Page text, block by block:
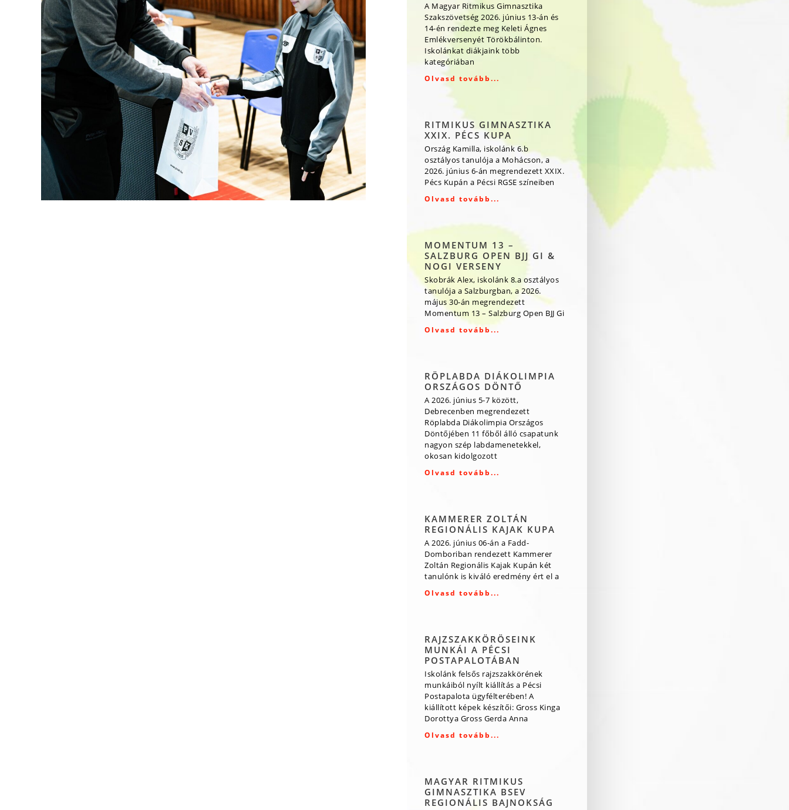
A Magyar Ritmikus Gimnasztika
Szakszövetség 2026. június 13-án és
14-én rendezte meg Keleti Ágnes
Emlékversenyét Törökbálinton.
Iskolánkat diákjaink több
kategóriában
Olvasd tovább...
RITMIKUS GIMNASZTIKA
XXIX. PÉCS KUPA
Ország Kamilla, iskolánk 6.b
osztályos tanulója a Mohácson, a
2026. június 6-án megrendezett XXIX.
Pécs Kupán a Pécsi RGSE színeiben
Olvasd tovább...
MOMENTUM 13 –
SALZBURG OPEN BJJ GI &
NOGI VERSENY
Skobrák Alex, iskolánk 8.a osztályos
tanulója a Salzburgban, a 2026.
május 30-án megrendezett
Momentum 13 – Salzburg Open BJJ Gi
Olvasd tovább...
RÖPLABDA DIÁKOLIMPIA
ORSZÁGOS DÖNTŐ
A 2026. június 5-7 között,
Debrecenben megrendezett
Röplabda Diákolimpia Országos
Döntőjében 11 főből álló csapatunk
nagyon szép labdamenetekkel,
okosan kidolgozott
Olvasd tovább...
KAMMERER ZOLTÁN
REGIONÁLIS KAJAK KUPA
A 2026. június 06-án a Fadd-
Domboriban rendezett Kammerer
Zoltán Regionális Kajak Kupán két
tanulónk is kiváló eredmény ért el a
Olvasd tovább...
RAJZSZAKKÖRÖSEINK
MUNKÁI A PÉCSI
POSTAPALOTÁBAN
Iskolánk felsős rajzszakkörének
munkáiból nyílt kiállítás a Pécsi
Postapalota ügyfélterében! A
kiállított képek készítői: Gross Kinga
Dorottya Gross Gerda Anna
Olvasd tovább...
MAGYAR RITMIKUS
GIMNASZTIKA BSEV
REGIONÁLIS BAJNOKSÁG